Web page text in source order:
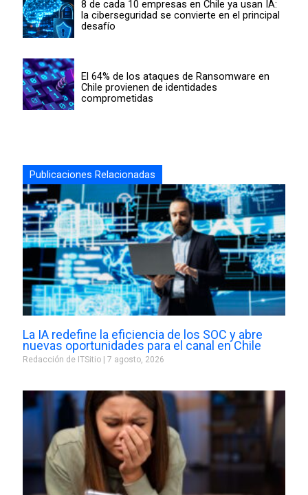
8 de cada 10 empresas en Chile ya usan IA:
la ciberseguridad se convierte en el principal
desafío
El 64% de los ataques de Ransomware en
Chile provienen de identidades
comprometidas
Publicaciones Relacionadas
La IA redefine la eficiencia de los SOC y abre
nuevas oportunidades para el canal en Chile
Redacción de ITSitio 7 agosto, 2026